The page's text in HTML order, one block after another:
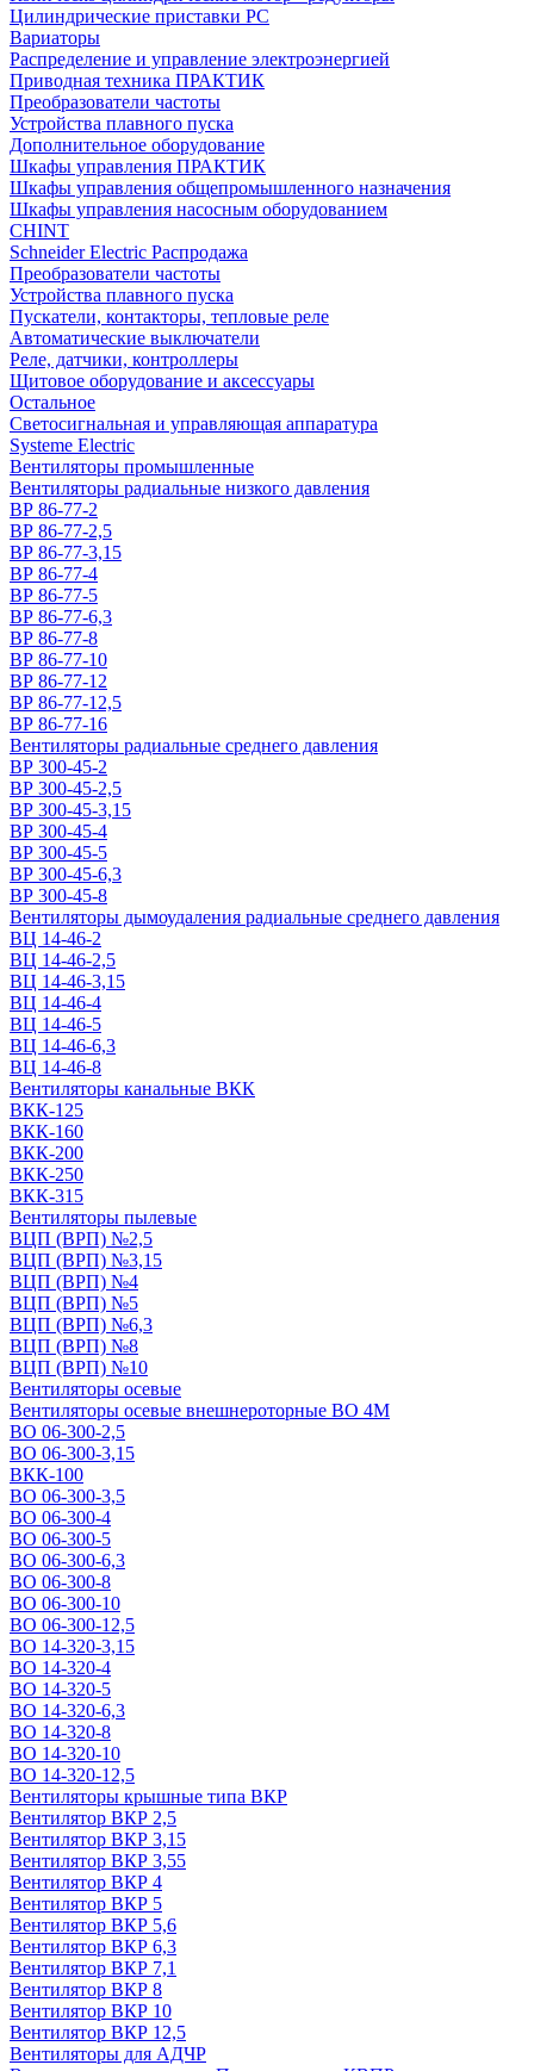
Цилиндрические приставки PC
Вариаторы
Распределение и управление электроэнергией
Приводная техника ПРАКТИК
Преобразователи частоты
Устройства плавного пуска
Дополнительное оборудование
Шкафы управления ПРАКТИК
Шкафы управления общепромышленного назначения
Шкафы управления насосным оборудованием
CHINT
Schneider Electric Распродажа
Преобразователи частоты
Устройства плавного пуска
Пускатели, контакторы, тепловые реле
Автоматические выключатели
Реле, датчики, контроллеры
Щитовое оборудование и аксессуары
Остальное
Светосигнальная и управляющая аппаратура
Systeme Electric
Вентиляторы промышленные
Вентиляторы радиальные низкого давления
ВР 86-77-2
ВР 86-77-2,5
ВР 86-77-3,15
ВР 86-77-4
ВР 86-77-5
ВР 86-77-6,3
ВР 86-77-8
ВР 86-77-10
ВР 86-77-12
ВР 86-77-12,5
ВР 86-77-16
Вентиляторы радиальные среднего давления
ВР 300-45-2
ВР 300-45-2,5
ВР 300-45-3,15
ВР 300-45-4
ВР 300-45-5
ВР 300-45-6,3
ВР 300-45-8
Вентиляторы дымоудаления радиальные среднего давления
ВЦ 14-46-2
ВЦ 14-46-2,5
ВЦ 14-46-3,15
ВЦ 14-46-4
ВЦ 14-46-5
ВЦ 14-46-6,3
ВЦ 14-46-8
Вентиляторы канальные ВКК
ВКК-125
ВКК-160
ВКК-200
ВКК-250
ВКК-315
Вентиляторы пылевые
ВЦП (ВРП) №2,5
ВЦП (ВРП) №3,15
ВЦП (ВРП) №4
ВЦП (ВРП) №5
ВЦП (ВРП) №6,3
ВЦП (ВРП) №8
ВЦП (ВРП) №10
Вентиляторы осевые
Вентиляторы осевые внешнероторные ВО 4М
ВО 06-300-2,5
ВО 06-300-3,15
ВКК-100
ВО 06-300-3,5
ВО 06-300-4
ВО 06-300-5
ВО 06-300-6,3
ВО 06-300-8
ВО 06-300-10
ВО 06-300-12,5
ВО 14-320-3,15
ВО 14-320-4
ВО 14-320-5
ВО 14-320-6,3
ВО 14-320-8
ВО 14-320-10
ВО 14-320-12,5
Вентиляторы крышные типа ВКР
Вентилятор ВКР 2,5
Вентилятор ВКР 3,15
Вентилятор ВКР 3,55
Вентилятор ВКР 4
Вентилятор ВКР 5
Вентилятор ВКР 5,6
Вентилятор ВКР 6,3
Вентилятор ВКР 7,1
Вентилятор ВКР 8
Вентилятор ВКР 10
Вентилятор ВКР 12,5
Вентиляторы для АДЧР